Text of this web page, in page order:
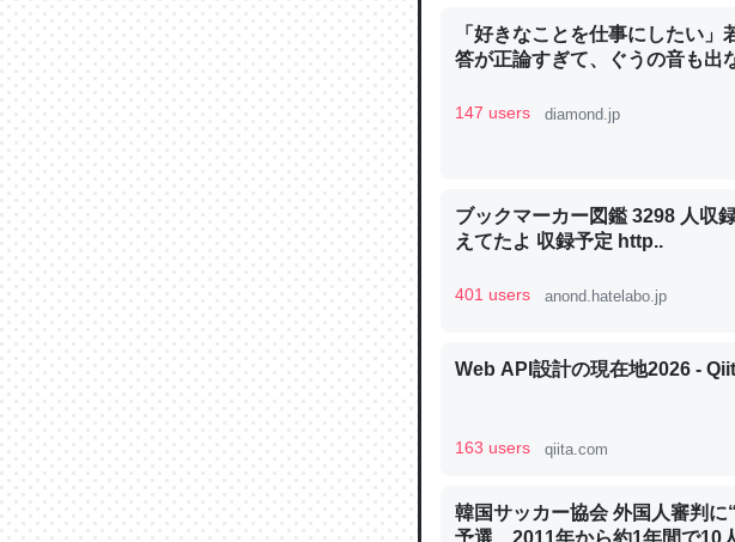
昆虫ってカルシウム少ないのか。
─ニュース :: 【研究発表】昆虫学の大
論文では「淡水はカルシウムも酸
は」とあって面白い。海にいる鋏
「好きなことを仕事にしたい」
答が正論すぎて、ぐうの音も出
147 users diamond.jp
ブックマーカー図鑑 3298 人収
えてたよ 収録予定 http..
401 users anond.hatelabo.jp
Web API設計の現在地2026 -
163 users qiita.com
韓国サッカー協会 外国人審判に